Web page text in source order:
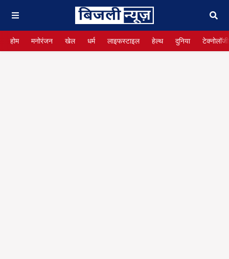
होम मनोरंजन खेल धर्म लाइफस्टाइल हेल्थ दुनिया टेक्नोलॉजी